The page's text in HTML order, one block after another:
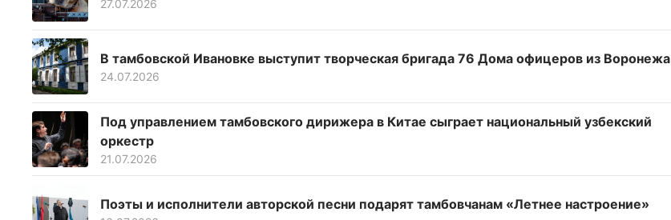
27.07.2026
В тамбовской Ивановке выступит творческая бригада 76 Дома офицеров из Воронежа
24.07.2026
Под управлением тамбовского дирижера в Китае сыграет национальный узбекский
оркестр
21.07.2026
Поэты и исполнители авторской песни подарят тамбовчанам «Летнее настроение»